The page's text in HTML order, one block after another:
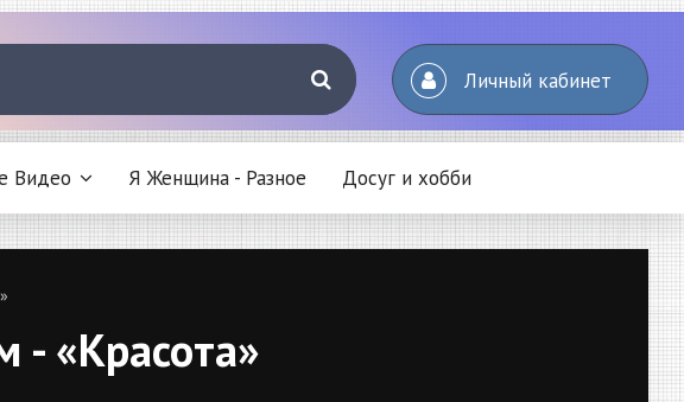
Личный кабинет
Видео Я Женщина - Разное Досуг и хобби
- «Красота»